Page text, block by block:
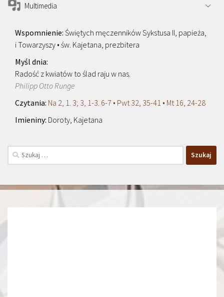
Multimedia
Świętych męczenników Sykstusa II, papieża,
i Towarzyszy • św. Kajetana, prezbitera
Radość z kwiatów to ślad raju w nas.
Philipp Otto Runge
Na 2, 1. 3; 3, 1-3. 6-7 • Pwt 32, 35-41 • Mt 16, 24-28
Doroty, Kajetana
Szukaj: